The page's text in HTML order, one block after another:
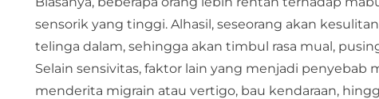
sensorik yang tinggi. Alhasil, seseorang akan
telinga dalam, sehingga akan timbul rasa mual,
Selain sensivitas, faktor lain yang menjadi
menderita migrain atau vertigo, bau kendaraan,